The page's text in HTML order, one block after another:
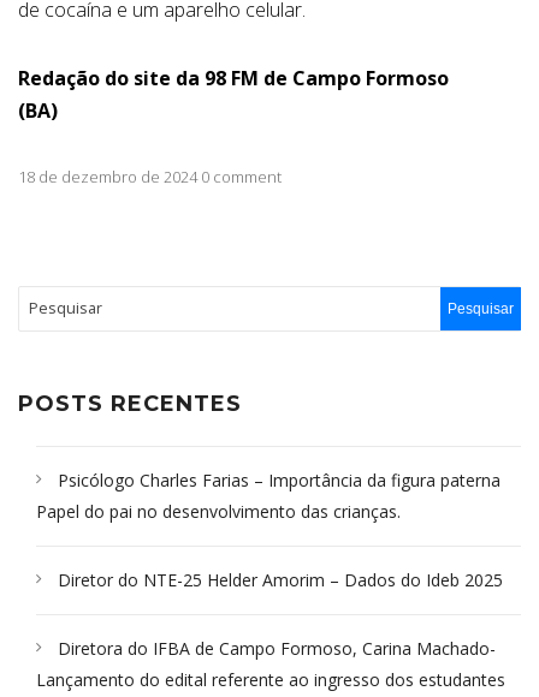
de cocaína e um aparelho celular.
Redação do site da 98 FM de Campo Formoso
(BA)
18 de dezembro de 2024 0 comment
POSTS RECENTES
Psicólogo Charles Farias – Importância da figura paterna
Papel do pai no desenvolvimento das crianças.
Diretor do NTE-25 Helder Amorim – Dados do Ideb 2025
Diretora do IFBA de Campo Formoso, Carina Machado-
Lançamento do edital referente ao ingresso dos estudantes